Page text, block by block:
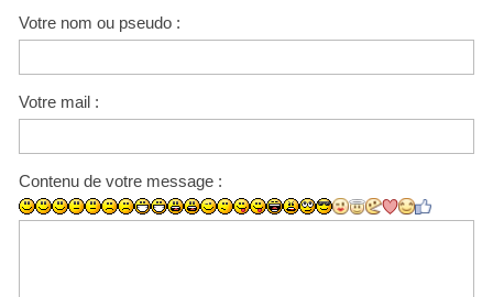
Votre nom ou pseudo :
Votre mail :
Contenu de votre message :